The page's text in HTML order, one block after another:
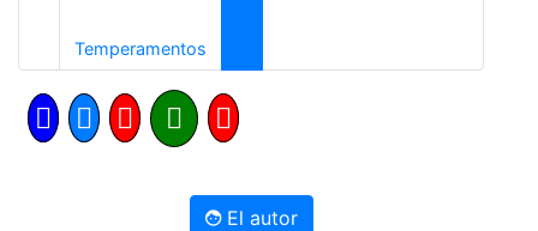
Temperamentos
El autor